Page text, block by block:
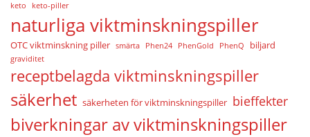
keto
keto-piller
naturliga viktminskningspiller
OTC viktminskning piller smärta Phen24 PhenGold PhenQ biljard
graviditet
receptbelagda viktminskningspiller
säkerhet säkerheten för viktminskningspiller bieffekter
biverkningar av viktminskningspiller